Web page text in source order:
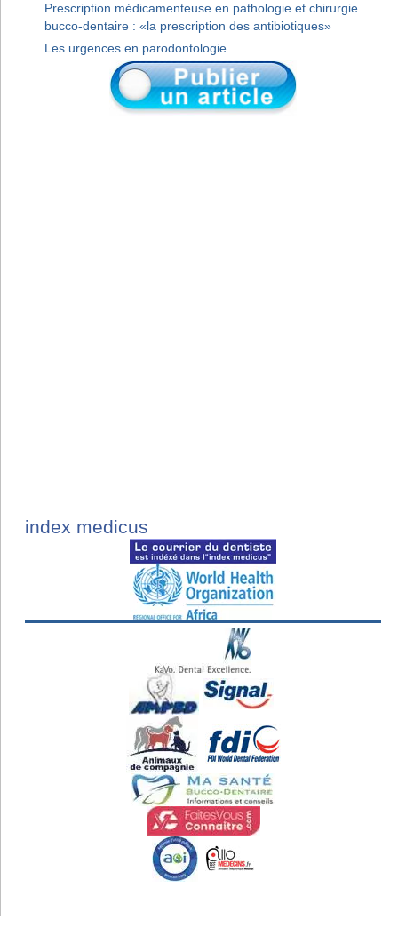
Prescription médicamenteuse en pathologie et chirurgie
bucco-dentaire : «la prescription des antibiotiques»
Les urgences en parodontologie
index medicus